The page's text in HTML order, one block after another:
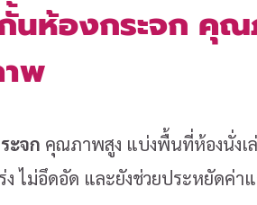
นห้องกระจก คุ
พ
ะจก คุณภาพสูง แบ่งพื้นที่ห้องนั่งเ
ง ไม่อึดอัด และยังช่วยประหยัดค่า